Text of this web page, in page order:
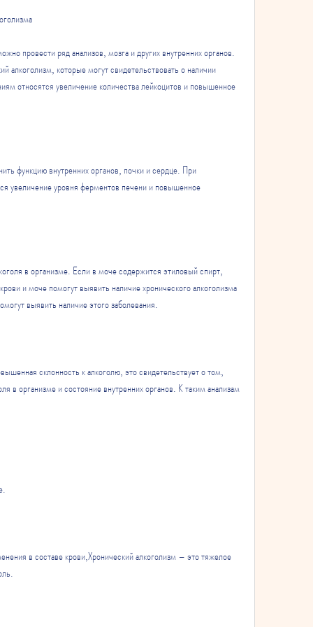
провести ряд анализов, мозга и других внутренних органов.
алкоголизм, которые могут свидетельствовать о наличии
относятся увеличение количества лейкоцитов и повышенное
функцию внутренних органов, почки и сердце. При
увеличение уровня ферментов печени и повышенное
в организме. Если в моче содержится этиловый спирт,
и моче помогут выявить наличие хронического алкоголизма
выявить наличие этого заболевания.
склонность к алкоголю, это свидетельствует о том,
в организме и состояние внутренних органов. К таким анализам
в составе крови,Хронический алкоголизм – это тяжелое